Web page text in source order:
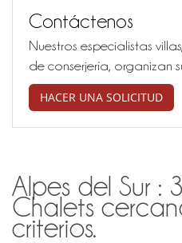
Contáctenos
Nuestros especialistas
de conserjería, organizan
HACER UNA SOLICITUD
Alpes del Sur : 3
Chalets
criterios.